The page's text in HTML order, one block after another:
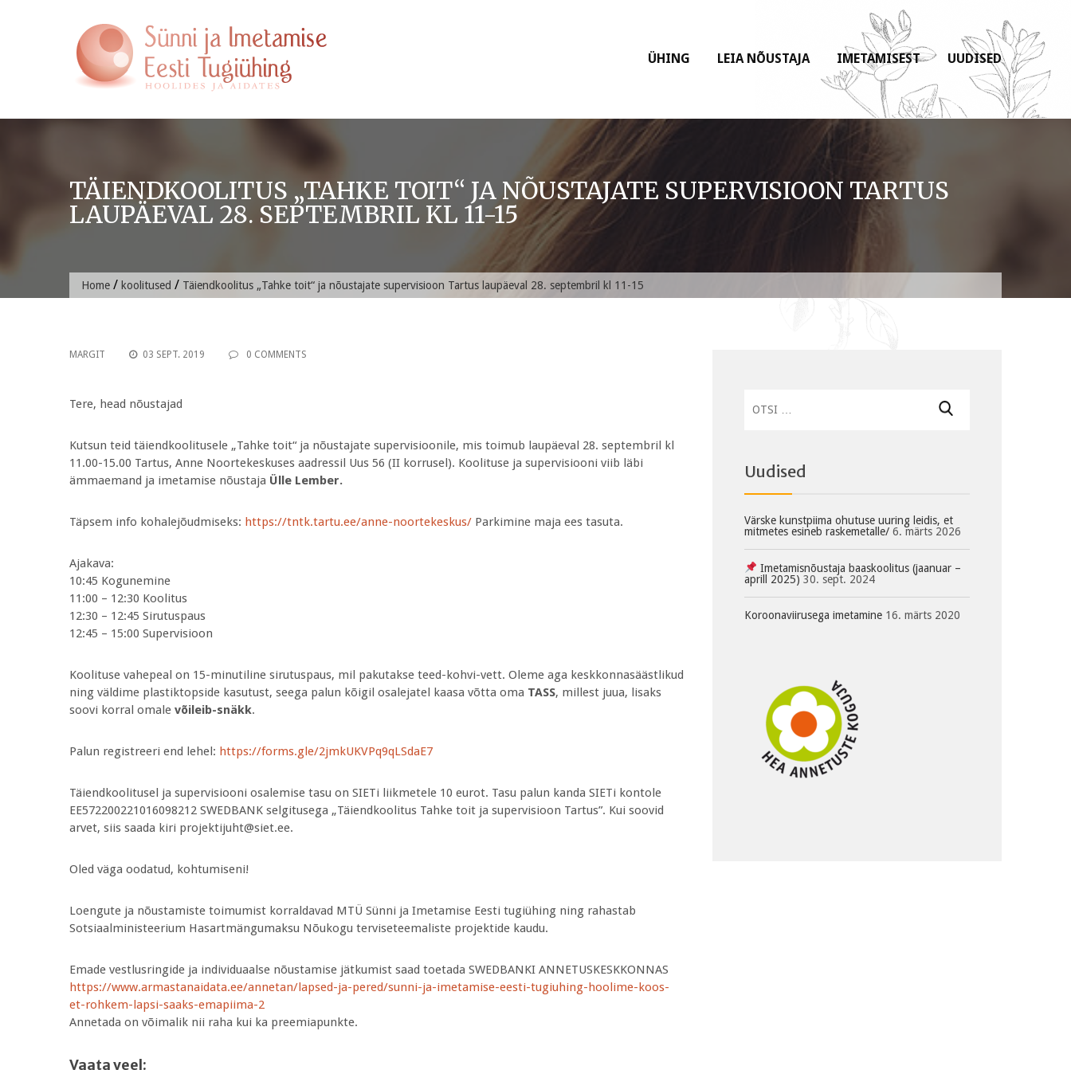
ÜHING LEIA NÕUSTAJA IMETAMISEST UUDISED
TÄIENDKOOLITUS „TAHKE TOIT“ JA NÕUSTAJATE SUPERVISIOON TARTUS
LAUPÄEVAL 28. SEPTEMBRIL KL 11-15
Home / koolitused / Täiendkoolitus „Tahke toit“ ja nõustajate supervisioon Tartus laupäeval 28. septembril kl 11-15
MARGIT 03 SEPT. 2019 0 COMMENTS
Tere, head nõustajad
Kutsun teid täiendkoolitusele „Tahke toit“ ja nõustajate supervisioonile, mis toimub laupäeval 28. septembril kl
11.00-15.00 Tartus, Anne Noortekeskuses aadressil Uus 56 (II korrusel). Koolituse ja supervisiooni viib läbi
ämmaemand ja imetamise nõustaja Ülle Lember.
Täpsem info kohalejõudmiseks: https://tntk.tartu.ee/anne-noortekeskus/ Parkimine maja ees tasuta.
Ajakava:
10:45 Kogunemine
11:00 – 12:30 Koolitus
12:30 – 12:45 Sirutuspaus
12:45 – 15:00 Supervisioon
Koolituse vahepeal on 15-minutiline sirutuspaus, mil pakutakse teed-kohvi-vett. Oleme aga keskkonnasäästlikud
ning väldime plastiktopside kasutust, seega palun kõigil osalejatel kaasa võtta oma TASS, millest juua, lisaks
soovi korral omale võileib-snäkk.
Palun registreeri end lehel: https://forms.gle/2jmkUKVPq9qLSdaE7
Täiendkoolitusel ja supervisiooni osalemise tasu on SIETi liikmetele 10 eurot. Tasu palun kanda SIETi kontole
EE572200221016098212 SWEDBANK selgitusega „Täiendkoolitus Tahke toit ja supervisioon Tartus”. Kui soovid
arvet, siis saada kiri projektijuht@siet.ee.
Oled väga oodatud, kohtumiseni!
Loengute ja nõustamiste toimumist korraldavad MTÜ Sünni ja Imetamise Eesti tugiühing ning rahastab
Sotsiaalministeerium Hasartmängumaksu Nõukogu terviseteemaliste projektide kaudu.
Emade vestlusringide ja individuaalse nõustamise jätkumist saad toetada SWEDBANKI ANNETUSKESKKONNAS
https://www.armastanaidata.ee/annetan/lapsed-ja-pered/sunni-ja-imetamise-eesti-tugiuhing-hoolime-koos-
et-rohkem-lapsi-saaks-emapiima-2
Annetada on võimalik nii raha kui ka preemiapunkte.
Vaata veel:
Uudised
Värske kunstpiima ohutuse uuring leidis, et
mitmetes esineb raskemetalle/ 6. märts 2026
Imetamisnõustaja baaskoolitus (jaanuar –
aprill 2025) 30. sept. 2024
Koroonaviirusega imetamine 16. märts 2020